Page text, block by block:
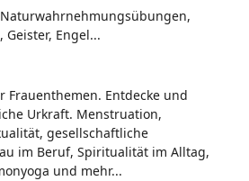
Geister, Engel...
Frauenthemen. Entdecke und
Urkraft. Menstruation,
gesellschaftliche
im Beruf, Spiritualität im Alltag,
und mehr...